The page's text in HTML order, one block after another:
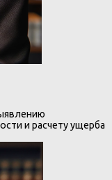
и расчету ущерба